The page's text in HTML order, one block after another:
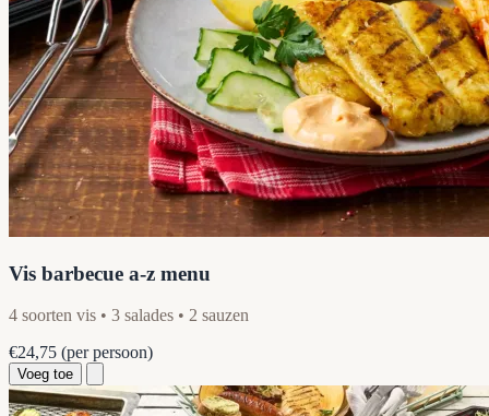
Vis barbecue a-z menu
4 soorten vis • 3 salades • 2 sauzen
€24,75 (per persoon)
Voeg toe